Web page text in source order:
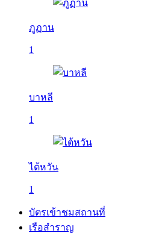
ภูฏาน
1
บาหลี
1
ไต้หวัน
1
บัตรเข้าชมสถานที่
เรือสำราญ